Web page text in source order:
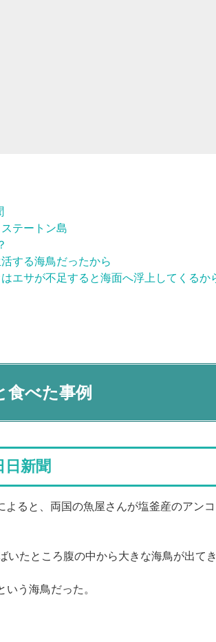
テートン島
する海鳥だったから
サが不足すると海面へ浮上してくるか
食べた事例
新聞
よると、両国の魚屋さんが塩釜産のアン
いたところ腹の中から大きな海鳥が出て
う海鳥だった。